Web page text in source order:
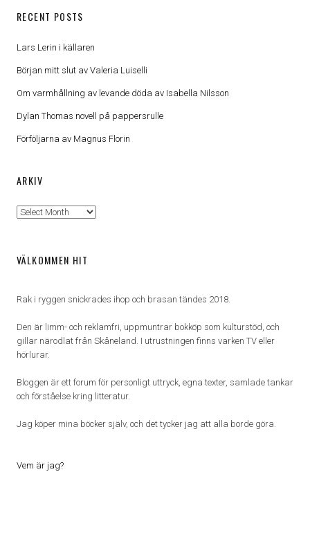
RECENT POSTS
Lars Lerin i källaren
Början mitt slut av Valeria Luiselli
Om varmhållning av levande döda av Isabella Nilsson
Dylan Thomas novell på pappersrulle
Förföljarna av Magnus Florin
ARKIV
Arkiv
VÄLKOMMEN HIT
Rak i ryggen snickrades ihop och brasan tändes 2018.
Den är limm- och reklamfri, uppmuntrar bokköp som kulturstöd, och
gillar närodlat från Skåneland. I utrustningen finns varken TV eller
hörlurar.
Bloggen är ett forum för personligt uttryck, egna texter, samlade tankar
och förståelse kring litteratur.
Jag köper mina böcker själv, och det tycker jag att alla borde göra.
Vem är jag?